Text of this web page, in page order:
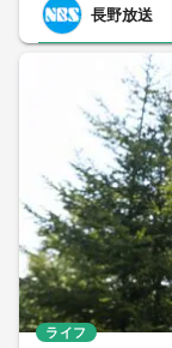
長野放送
ライフ